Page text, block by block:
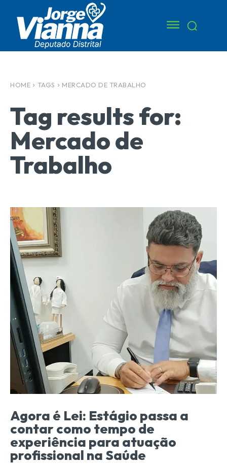
HOME TAGS MERCADO DE TRABALHO
Tag results for:
Mercado de
Trabalho
Agora é Lei: Estágio passa a
contar como tempo de
experiência para atuação
profissional na Saúde